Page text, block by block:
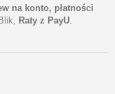
na konto, płatności
Raty z PayU